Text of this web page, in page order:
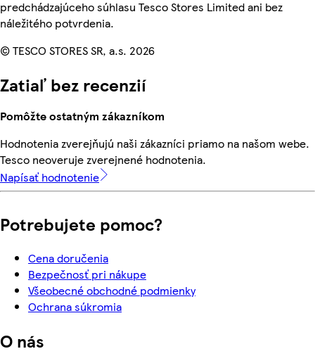
predchádzajúceho súhlasu Tesco Stores Limited ani bez
náležitého potvrdenia.
© TESCO STORES SR, a.s. 2026
Zatiaľ bez recenzií
Pomôžte ostatným zákazníkom
Hodnotenia zverejňujú naši zákazníci priamo na našom webe.
Tesco neoveruje zverejnené hodnotenia.
Napísať hodnotenie
Potrebujete pomoc?
Cena doručenia
Bezpečnosť pri nákupe
Všeobecné obchodné podmienky
Ochrana súkromia
O nás